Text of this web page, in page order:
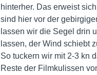
hinterher. Das erweist
sind hier vor der
lassen wir die Segel drin
lassen, der Wind schiebt
So tuckern wir mit 2-3 kn
Reste der Filmkulissen